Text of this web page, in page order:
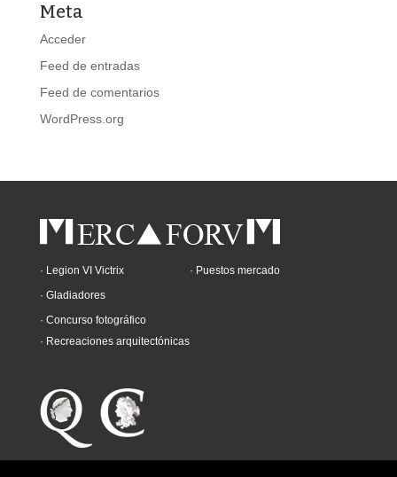
Meta
Acceder
Feed de entradas
Feed de comentarios
WordPress.org
· Legion VI Victrix
· Puestos mercado
· Gladiadores
· Concurso fotográfico
· Recreaciones arquitectónicas